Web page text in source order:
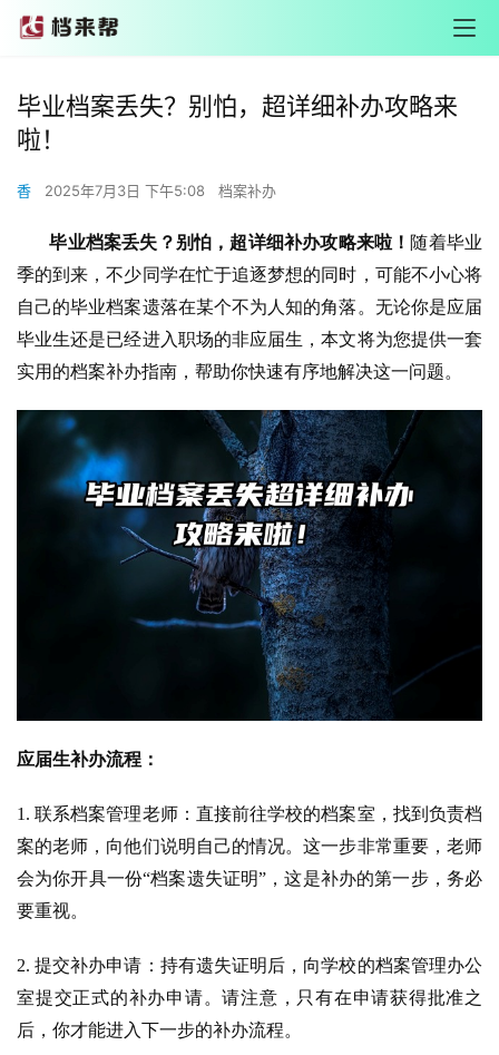
毕业档案丢失？别怕，超详细补办攻略来
啦！
香 2025年7月3日 下午5:08 档案补办
毕业档案丢失？别怕，超详细补办攻略来啦！ 随着毕业
季的到来，不少同学在忙于追逐梦想的同时，可能不小心将
自己的毕业档案遗落在某个不为人知的角落。无论你是应届
毕业生还是已经进入职场的非应届生，本文将为您提供一套
实用的档案补办指南，帮助你快速有序地解决这一问题。
应届生补办流程：
1. 联系档案管理老师：直接前往学校的档案室，找到负责档
案的老师，向他们说明自己的情况。这一步非常重要，老师
会为你开具一份“档案遗失证明”，这是补办的第一步，务必
要重视。
2. 提交补办申请：持有遗失证明后，向学校的档案管理办公
室提交正式的补办申请。请注意，只有在申请获得批准之
后，你才能进入下一步的补办流程。